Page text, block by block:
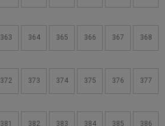
363 364 365 366 367 368
372 373 374 375 376 377
381 382 383 384 385 386